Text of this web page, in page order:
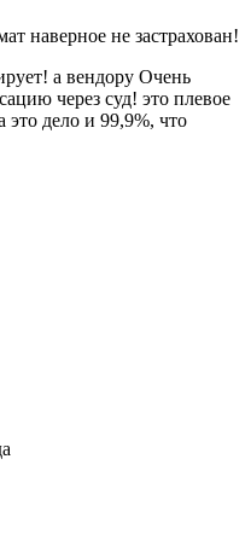
наверное не застрахован!
а вендору Очень
через суд! это плевое
это дело и 99,9%, что